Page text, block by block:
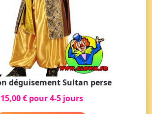
déguisement Sultan perse
15,00 € pour 4-5 jours